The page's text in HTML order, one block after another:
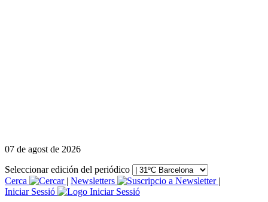
07 de agost de 2026
Seleccionar edición del periódico
Cerca
| Newsletters
|
Iniciar Sessió